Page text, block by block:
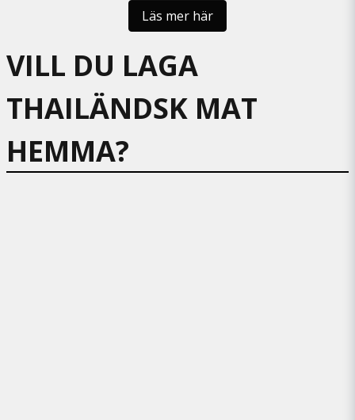
Läs mer här
VILL DU LAGA
THAILÄNDSK MAT
HEMMA?